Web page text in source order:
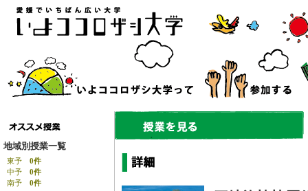
地域別授業一覧
東予 0件
中予 0件
南予 0件